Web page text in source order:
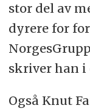
stor del av
dyrere for
skriver han i
Også Knut